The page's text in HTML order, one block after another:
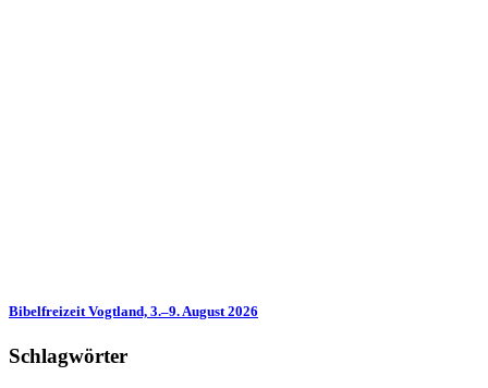
Bibelfreizeit Vogtland, 3.–9. August 2026
Schlagwörter